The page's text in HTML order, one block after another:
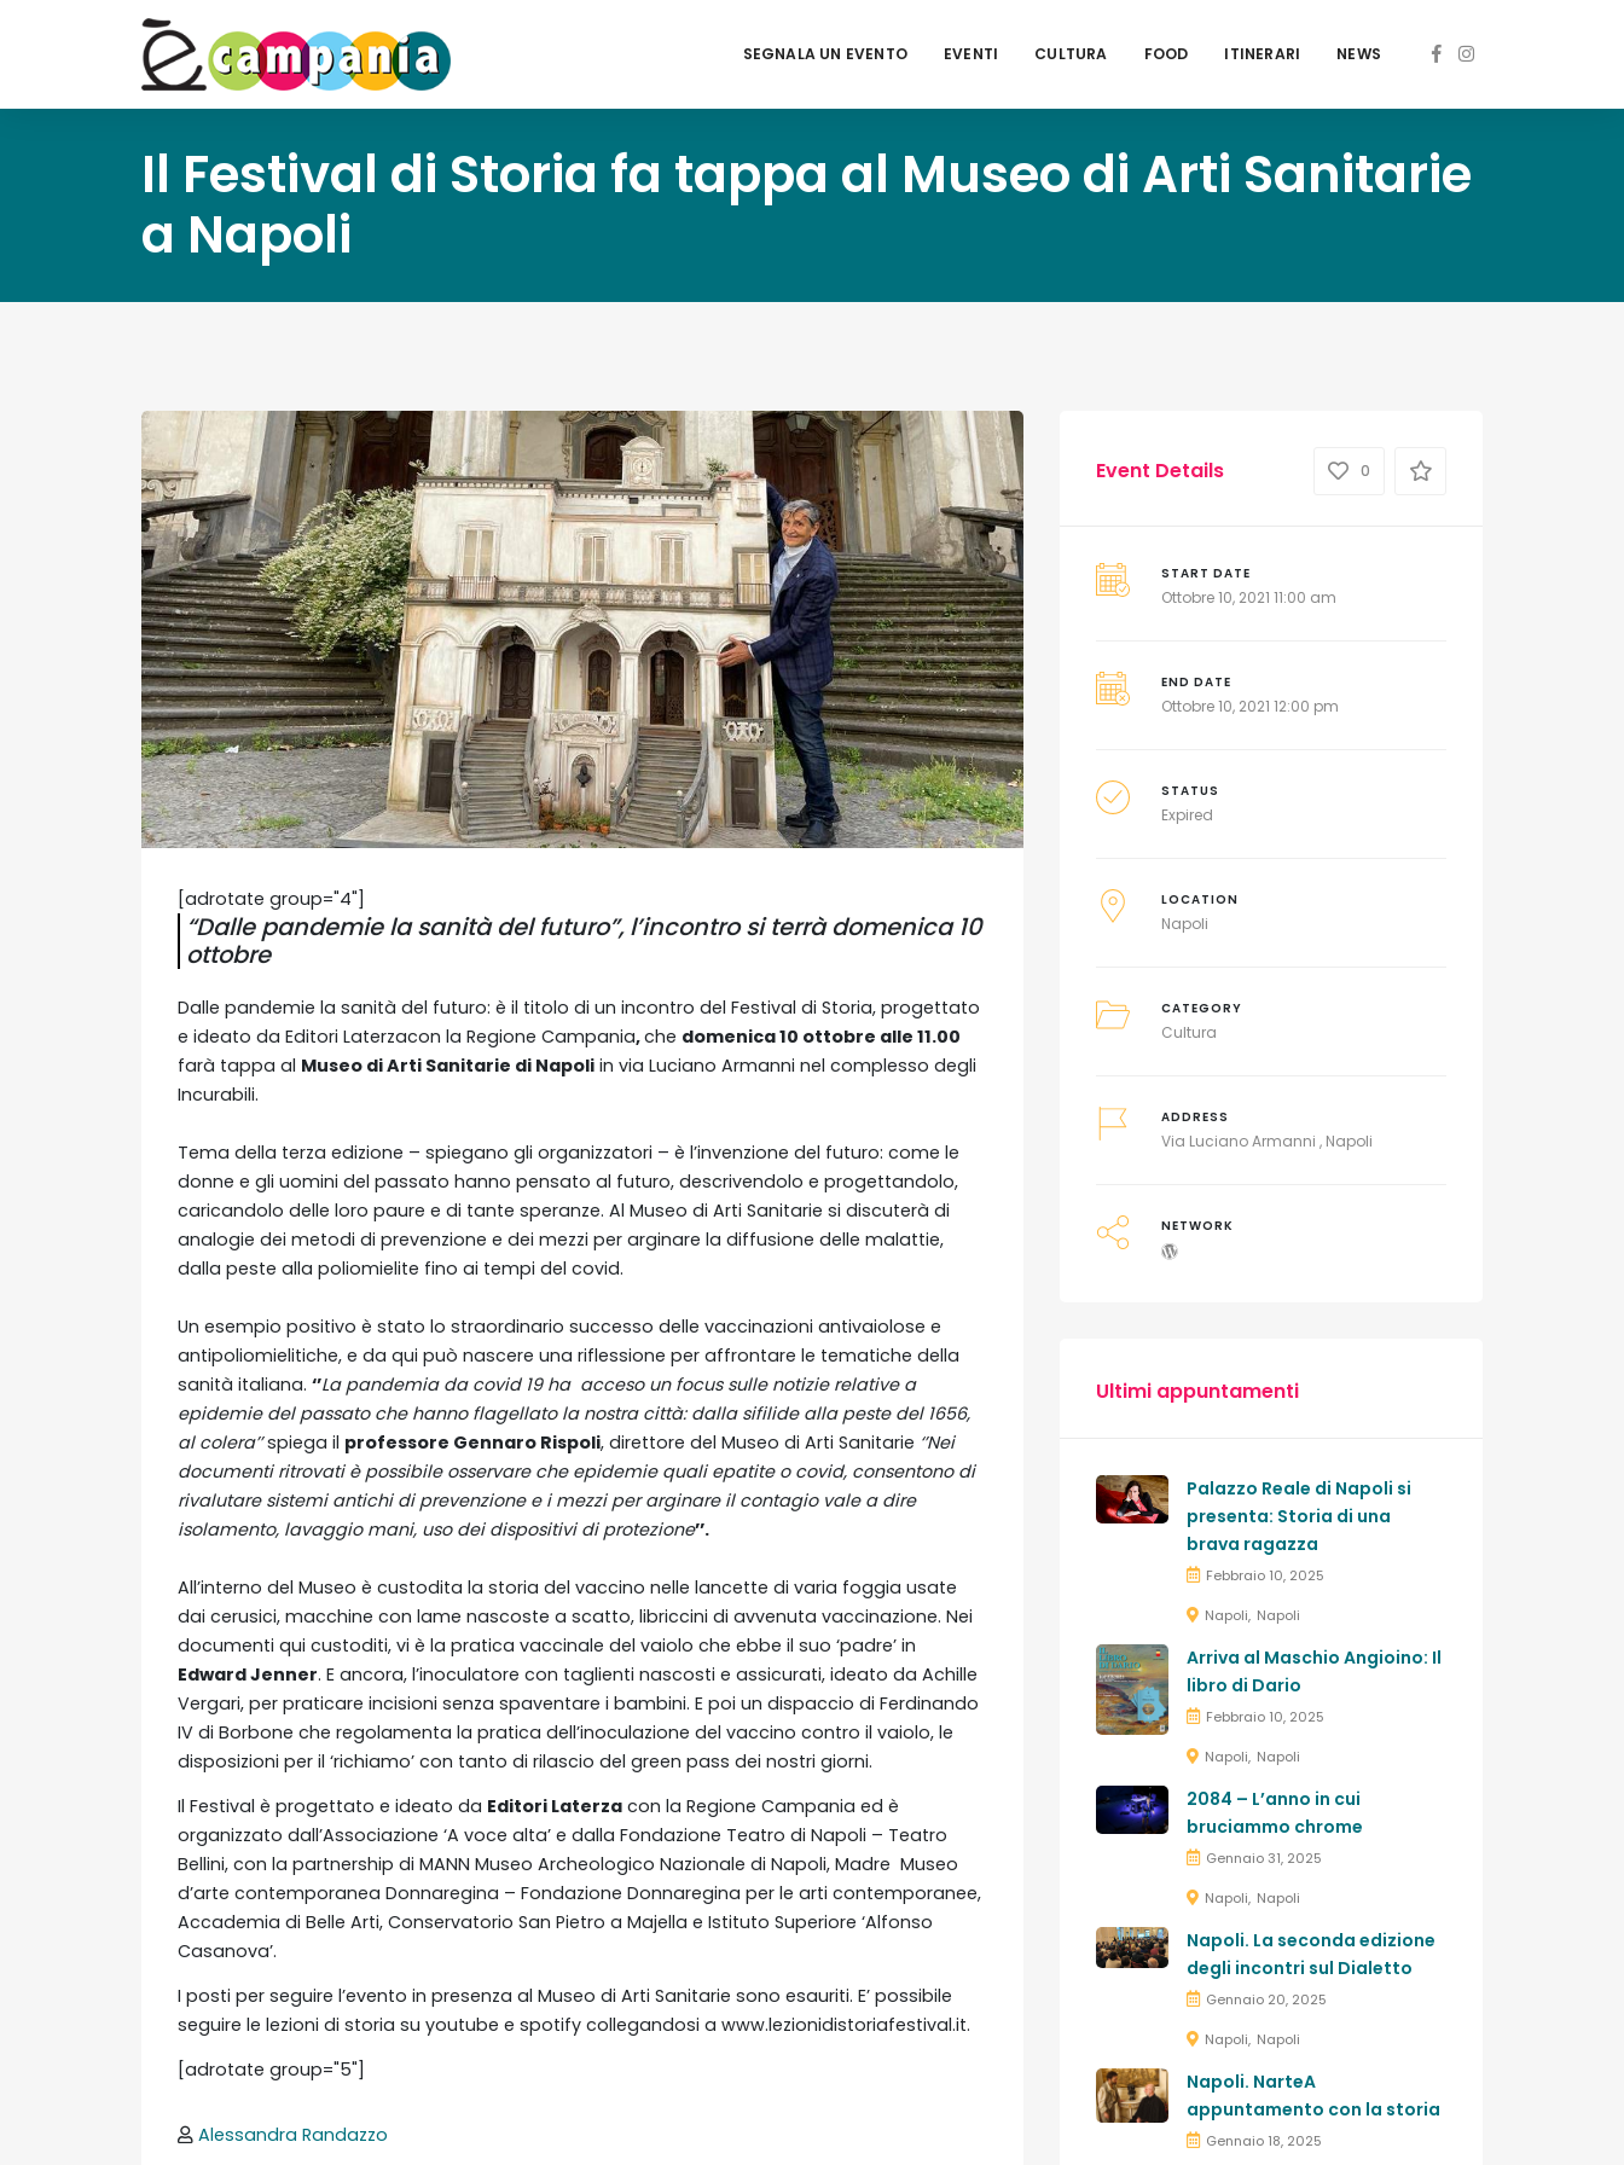
SEGNALA UN EVENTO EVENTI CULTURA FOOD ITINERARI NEWS
Il Festival di Storia fa tappa al Museo di Arti Sanitarie
a Napoli
[adrotate group="4"]
“Dalle pandemie la sanità del futuro”, l’incontro si terrà domenica 10
ottobre
Dalle pandemie la sanità del futuro: è il titolo di un incontro del Festival di Storia, progettato
e ideato da Editori Laterzacon la Regione Campania,che domenica 10 ottobre alle 11.00
farà tappa al Museo di Arti Sanitarie di Napoli in via Luciano Armanni nel complesso degli
Incurabili.
Tema della terza edizione – spiegano gli organizzatori – è l’invenzione del futuro: come le
donne e gli uomini del passato hanno pensato al futuro, descrivendolo e progettandolo,
caricandolo delle loro paure e di tante speranze. Al Museo di Arti Sanitarie si discuterà di
analogie dei metodi di prevenzione e dei mezzi per arginare la diffusione delle malattie,
dalla peste alla poliomielite fino ai tempi del covid.
Un esempio positivo è stato lo straordinario successo delle vaccinazioni antivaiolose e
antipoliomielitiche, e da qui può nascere una riflessione per affrontare le tematiche della
sanità italiana. ‘’La pandemia da covid 19 ha acceso un focus sulle notizie relative a
epidemie del passato che hanno flagellato la nostra città: dalla sifilide alla peste del 1656,
al colera’’spiega il professore Gennaro Rispoli, direttore del Museo di Arti Sanitarie ‘’Nei
documenti ritrovati è possibile osservare che epidemie quali epatite o covid, consentono di
rivalutare sistemi antichi di prevenzione e i mezzi per arginare il contagio vale a dire
isolamento, lavaggio mani, uso dei dispositivi di protezione’’.
All’interno del Museo è custodita la storia del vaccino nelle lancette di varia foggia usate
dai cerusici, macchine con lame nascoste a scatto, libriccini di avvenuta vaccinazione. Nei
documenti qui custoditi, vi è la pratica vaccinale del vaiolo che ebbe il suo ‘padre’ in
Edward Jenner. E ancora, l’inoculatore con taglienti nascosti e assicurati, ideato da Achille
Vergari, per praticare incisioni senza spaventare i bambini. E poi un dispaccio di Ferdinando
IV di Borbone che regolamenta la pratica dell’inoculazione del vaccino contro il vaiolo, le
disposizioni per il ‘richiamo’ con tanto di rilascio del green pass dei nostri giorni.
Il Festival è progettato e ideato da Editori Laterza con la Regione Campania ed è
organizzato dall’Associazione ‘A voce alta’ e dalla Fondazione Teatro di Napoli – Teatro
Bellini, con la partnership di MANN Museo Archeologico Nazionale di Napoli, Madre Museo
d’arte contemporanea Donnaregina – Fondazione Donnaregina per le arti contemporanee,
Accademia di Belle Arti, Conservatorio San Pietro a Majella e Istituto Superiore ‘Alfonso
Casanova’.
I posti per seguire l’evento in presenza al Museo di Arti Sanitarie sono esauriti. E’ possibile
seguire le lezioni di storia su youtube e spotify collegandosi a www.lezionidistoriafestival.it.
[adrotate group="5"]
Alessandra Randazzo
Event Details 0
START DATE
Ottobre 10, 2021 11:00 am
END DATE
Ottobre 10, 2021 12:00 pm
STATUS
Expired
LOCATION
Napoli
CATEGORY
Cultura
ADDRESS
Via Luciano Armanni , Napoli
NETWORK
Ultimi appuntamenti
Palazzo Reale di Napoli si
presenta: Storia di una
brava ragazza
Febbraio 10, 2025
Napoli Napoli
Arriva al Maschio Angioino: Il
libro di Dario
Febbraio 10, 2025
Napoli Napoli
2084 – L’anno in cui
bruciammo chrome
Gennaio 31, 2025
Napoli Napoli
Napoli. La seconda edizione
degli incontri sul Dialetto
Gennaio 20, 2025
Napoli Napoli
Napoli. NarteA
appuntamento con la storia
Gennaio 18, 2025